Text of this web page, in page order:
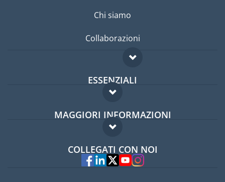
Chi siamo
Collaborazioni
ESSENZIALI
Forum per expat
Guida per expat
MAGGIORI INFORMAZIONI
Domande frequenti
Esperti
COLLEGATI CON NOI